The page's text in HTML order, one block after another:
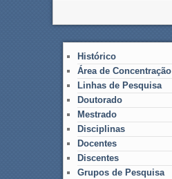
Histórico
Área de Concentração
Linhas de Pesquisa
Doutorado
Mestrado
Disciplinas
Docentes
Discentes
Grupos de Pesquisa